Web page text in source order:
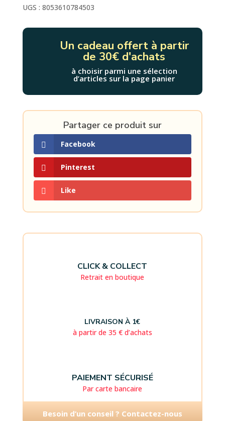
UGS : 8053610784503
Un cadeau offert à partir
de 30€ d'achats
à choisir parmi une sélection
d’articles sur la page panier
Partager ce produit sur
Facebook
Pinterest
Like
CLICK & COLLECT
Retrait en boutique
LIVRAISON À 1€
à partir de 35 € d’achats
PAIEMENT SÉCURISÉ
Par carte bancaire
Besoin d’un conseil ? Contactez-nous